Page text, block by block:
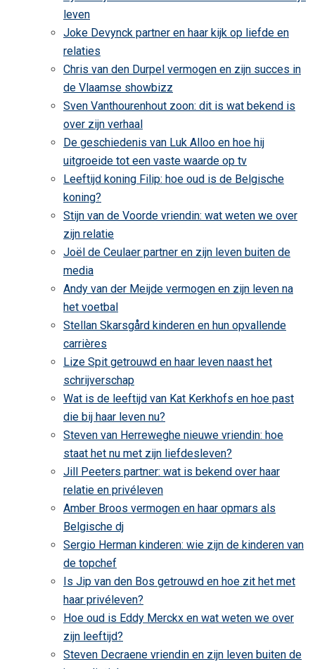
leven
Joke Devynck partner en haar kijk op liefde en
relaties
Chris van den Durpel vermogen en zijn succes in
de Vlaamse showbizz
Sven Vanthourenhout zoon: dit is wat bekend is
over zijn verhaal
De geschiedenis van Luk Alloo en hoe hij
uitgroeide tot een vaste waarde op tv
Leeftijd koning Filip: hoe oud is de Belgische
koning?
Stijn van de Voorde vriendin: wat weten we over
zijn relatie
Joël de Ceulaer partner en zijn leven buiten de
media
Andy van der Meijde vermogen en zijn leven na
het voetbal
Stellan Skarsgård kinderen en hun opvallende
carrières
Lize Spit getrouwd en haar leven naast het
schrijverschap
Wat is de leeftijd van Kat Kerkhofs en hoe past
die bij haar leven nu?
Steven van Herreweghe nieuwe vriendin: hoe
staat het nu met zijn liefdesleven?
Jill Peeters partner: wat is bekend over haar
relatie en privéleven
Amber Broos vermogen en haar opmars als
Belgische dj
Sergio Herman kinderen: wie zijn de kinderen van
de topchef
Is Jip van den Bos getrouwd en hoe zit het met
haar privéleven?
Hoe oud is Eddy Merckx en wat weten we over
zijn leeftijd?
Steven Decraene vriendin en zijn leven buiten de